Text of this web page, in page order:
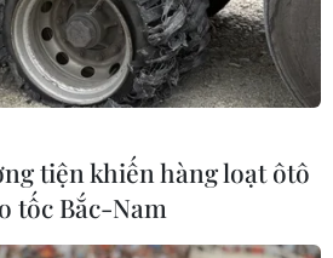
cao quyết tâm bám biển, kiên
vi phạm chủ quyền Việt
tiện khiến hàng loạt ôtô
tốc Bắc-Nam